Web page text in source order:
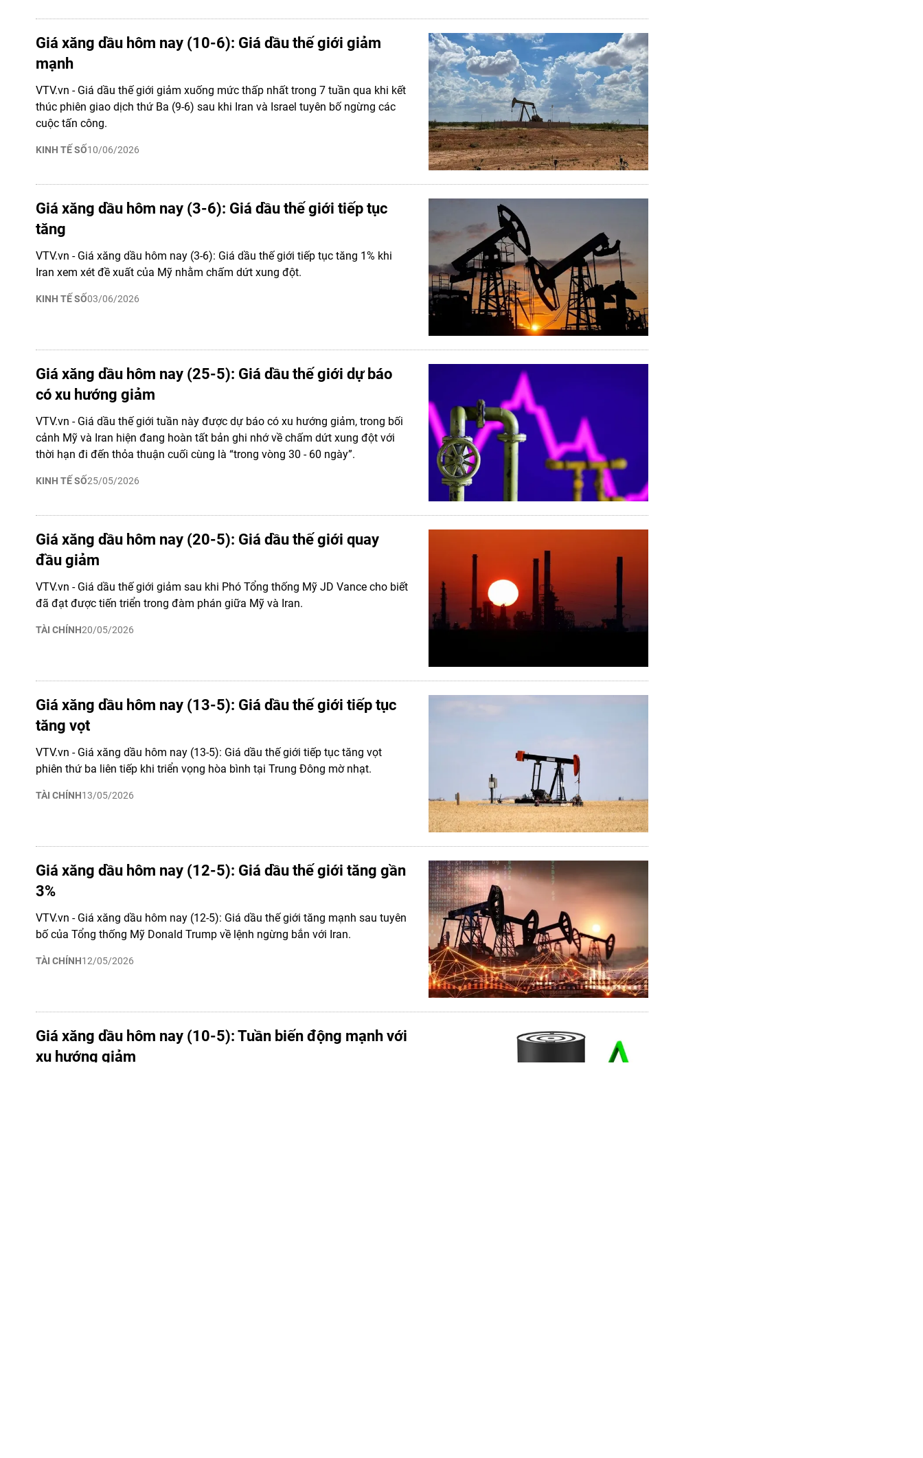
Giá xăng dầu hôm nay (10-6): Giá dầu thế giới giảm
mạnh
KINH TẾ SỐ10/06/2026
VTV.vn - Giá dầu thế giới giảm xuống mức thấp nhất trong 7 tuần qua khi kết
thúc phiên giao dịch thứ Ba (9-6) sau khi Iran và Israel tuyên bố ngừng các
cuộc tấn công.
Giá xăng dầu hôm nay (3-6): Giá dầu thế giới tiếp tục
tăng
KINH TẾ SỐ03/06/2026
VTV.vn - Giá xăng dầu hôm nay (3-6): Giá dầu thế giới tiếp tục tăng 1% khi
Iran xem xét đề xuất của Mỹ nhằm chấm dứt xung đột.
Giá xăng dầu hôm nay (25-5): Giá dầu thế giới dự báo
có xu hướng giảm
KINH TẾ SỐ25/05/2026
VTV.vn - Giá dầu thế giới tuần này được dự báo có xu hướng giảm, trong bối
cảnh Mỹ và Iran hiện đang hoàn tất bản ghi nhớ về chấm dứt xung đột với
thời hạn đi đến thỏa thuận cuối cùng là “trong vòng 30 - 60 ngày”.
Giá xăng dầu hôm nay (20-5): Giá dầu thế giới quay
đầu giảm
TÀI CHÍNH20/05/2026
VTV.vn - Giá dầu thế giới giảm sau khi Phó Tổng thống Mỹ JD Vance cho biết
đã đạt được tiến triển trong đàm phán giữa Mỹ và Iran.
Giá xăng dầu hôm nay (13-5): Giá dầu thế giới tiếp tục
tăng vọt
TÀI CHÍNH13/05/2026
VTV.vn - Giá xăng dầu hôm nay (13-5): Giá dầu thế giới tiếp tục tăng vọt
phiên thứ ba liên tiếp khi triển vọng hòa bình tại Trung Đông mờ nhạt.
Giá xăng dầu hôm nay (12-5): Giá dầu thế giới tăng gần
3%
TÀI CHÍNH12/05/2026
VTV.vn - Giá xăng dầu hôm nay (12-5): Giá dầu thế giới tăng mạnh sau tuyên
bố của Tổng thống Mỹ Donald Trump về lệnh ngừng bắn với Iran.
Giá xăng dầu hôm nay (10-5): Tuần biến động mạnh với
xu hướng giảm